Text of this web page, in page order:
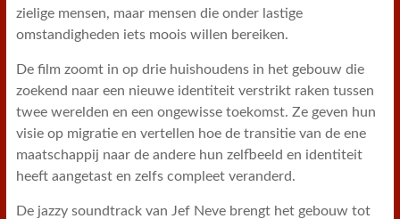
zielige mensen, maar mensen die onder lastige
omstandigheden iets moois willen bereiken.
De film zoomt in op drie huishoudens in het gebouw die
zoekend naar een nieuwe identiteit verstrikt raken tussen
twee werelden en een ongewisse toekomst. Ze geven hun
visie op migratie en vertellen hoe de transitie van de ene
maatschappij naar de andere hun zelfbeeld en identiteit
heeft aangetast en zelfs compleet veranderd.
De jazzy soundtrack van Jef Neve brengt het gebouw tot